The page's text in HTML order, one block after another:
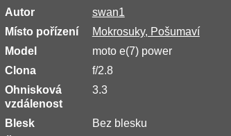
Autor
swan1
Místo pořízení
Mokrosuky, Pošumaví
Model
moto e(7) power
Clona
f/2.8
Ohnisková
vzdálenost
3.3
Blesk
Bez blesku